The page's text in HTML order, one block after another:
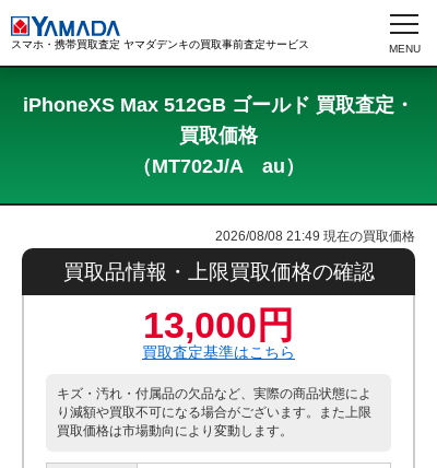
スマホ・携帯買取査定 ヤマダデンキの買取事前査定サービス
iPhoneXS Max 512GB ゴールド 買取査定・
買取価格
（MT702J/A au）
2026/08/08 21:49 現在の買取価格
買取品情報・上限買取価格の確認
13,000円
買取査定基準はこちら
キズ・汚れ・付属品の欠品など、実際の商品状態によ
り減額や買取不可になる場合がございます。また上限
買取価格は市場動向により変動します。